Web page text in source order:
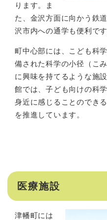
ります。ま
た、金沢方面に向かう鉄
沢市内への通学も便利です
町中心部には、こども科
備された科学の小径（こ
に興味を持てるような施
館では、子ども向けの科
身近に感じることのでき
を推進しています。
医療施設
津幡町には